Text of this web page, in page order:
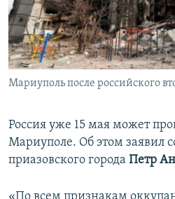
ПОБЕДИТЕЛЕЙ НЕ СУДЯТ?
КРЫМ.НЕПОКОРЕННЫЙ
ELIFBE
УКРАИНСКАЯ ПРОБЛЕМА КРЫМА
ПРИСОЕДИНЯЙТЕСЬ!
Мариуполь после российского
Россия уже 15 мая может
Мариуполе. Об этом заявил
приазовского города Петр